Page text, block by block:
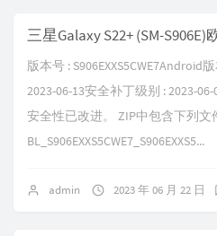
版本号 : S906EXXS5CWE7Android
2023-06-13安全补丁级别 : 2023-
安全性已改进。 ZIP中包含下列文
BL_S906EXXS5CWE7_S906EXXS5...
admin 2023 年 06 月 22 日